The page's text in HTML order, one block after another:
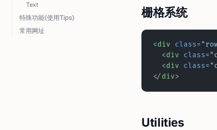
Text
特殊功能(使用Tips)
常用网址
栅格系统
<div class=
  <
div class=
  <
div class=
</ div>
Utilities